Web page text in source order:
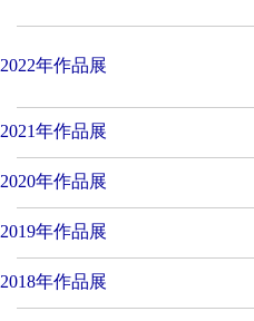
2022年作品展
2021年作品展
2020年作品展
2019年作品展
2018年作品展